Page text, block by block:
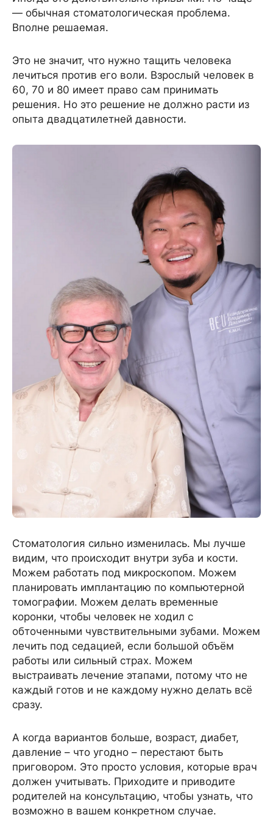
— обычная стоматологическая проблема.
Вполне решаемая.
Это не значит, что нужно тащить человека
лечиться против его воли. Взрослый человек в
60, 70 и 80 имеет право сам принимать
решения. Но это решение не должно расти из
опыта двадцатилетней давности.
Стоматология сильно изменилась. Мы лучше
видим, что происходит внутри зуба и кости.
Можем работать под микроскопом. Можем
планировать имплантацию по компьютерной
томографии. Можем делать временные
коронки, чтобы человек не ходил с
обточенными чувствительными зубами. Можем
лечить под седацией, если большой объём
работы или сильный страх. Можем
выстраивать лечение этапами, потому что не
каждый готов и не каждому нужно делать всё
сразу.
А когда вариантов больше, возраст, диабет,
давление – что угодно – перестают быть
приговором. Это просто условия, которые врач
должен учитывать. Приходите и приводите
родителей на консультацию, чтобы узнать, что
возможно в вашем конкретном случае.